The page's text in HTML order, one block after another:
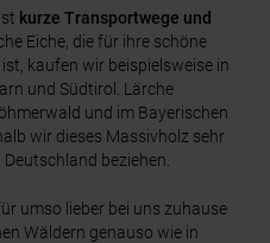
kurze Transportwege und
Eiche, die für ihre schöne
kaufen wir beispielsweise in
und Südtirol. Lärche
und im Bayerischen
wir dieses Massivholz sehr
beziehen.
umso lieber bei uns zuhause
Wäldern genauso wie in